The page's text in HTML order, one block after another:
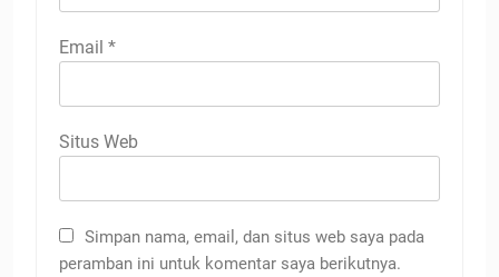
Email *
Situs Web
Simpan nama, email, dan situs web saya pada
peramban ini untuk komentar saya berikutnya.